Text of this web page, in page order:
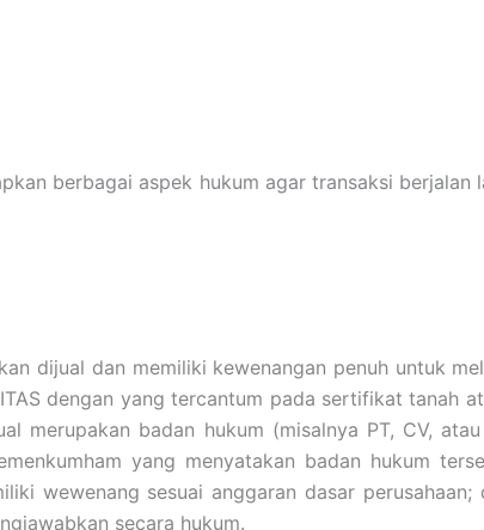
berbagai aspek hukum agar transaksi
dijual dan memiliki kewenangan penuh untuk
dengan yang tercantum pada sertifikat tanah
merupakan badan hukum (misalnya PT, CV,
yang menyatakan badan hukum
wewenang sesuai anggaran dasar
secara hukum.